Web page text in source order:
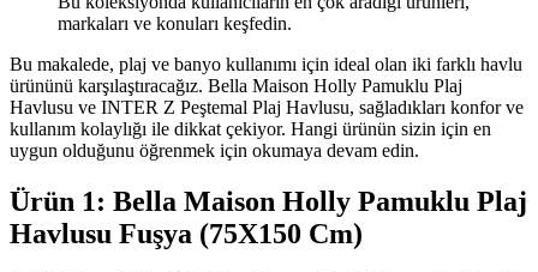
markaları ve konuları keşfedin.
Bu makalede, plaj ve banyo kullanımı için ideal olan iki farklı havlu
ürününü karşılaştıracağız. Bella Maison Holly Pamuklu Plaj
Havlusu ve INTER Z Peştemal Plaj Havlusu, sağladıkları konfor ve
kullanım kolaylığı ile dikkat çekiyor. Hangi ürünün sizin için en
uygun olduğunu öğrenmek için okumaya devam edin.
Ürün 1: Bella Maison Holly Pamuklu Plaj
Havlusu Fuşya (75X150 Cm)